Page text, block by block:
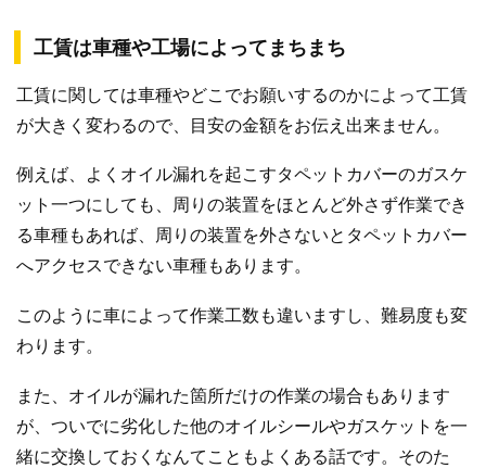
工賃は車種や工場によってまちまち
工賃に関しては車種やどこでお願いするのかによって工賃
が大きく変わるので、目安の金額をお伝え出来ません。
例えば、よくオイル漏れを起こすタペットカバーのガスケ
ット一つにしても、周りの装置をほとんど外さず作業でき
る車種もあれば、周りの装置を外さないとタペットカバー
へアクセスできない車種もあります。
このように車によって作業工数も違いますし、難易度も変
わります。
また、オイルが漏れた箇所だけの作業の場合もあります
が、ついでに劣化した他のオイルシールやガスケットを一
緒に交換しておくなんてこともよくある話です。そのた